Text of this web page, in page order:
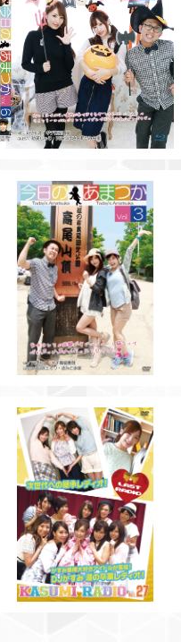
【BD】今日のあまつかVol.6
¥2,000
【DVD】今日のあまつかVol.3
¥3,000
SOLD OUT
【DVD】かすみレディオVol.27
¥3,000
SOLD OUT